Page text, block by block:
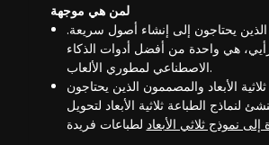
لمن هي موجهة
يحتاجون إلى إنشاء أصول سريعة.
هي واحدة من أفضل أدوات الذكاء
الاصطناعي لمطوري الألعاب.
الأبعاد والمصممون الذين يحتاجون
لنماذج الطباعة ثلاثية الأبعاد لتحويل
نموذج ثلاثي الأبعاد